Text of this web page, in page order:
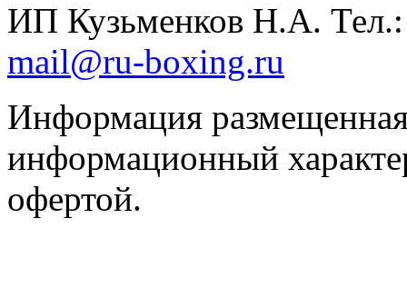
ИП Кузьменков Н.А.
mail@ru-boxing.ru
Информация
информационный
офертой.